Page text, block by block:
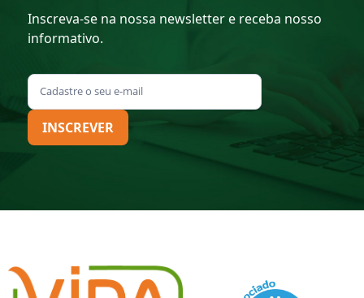
Inscreva-se na nossa newsletter e receba nosso
informativo.
INSCREVER